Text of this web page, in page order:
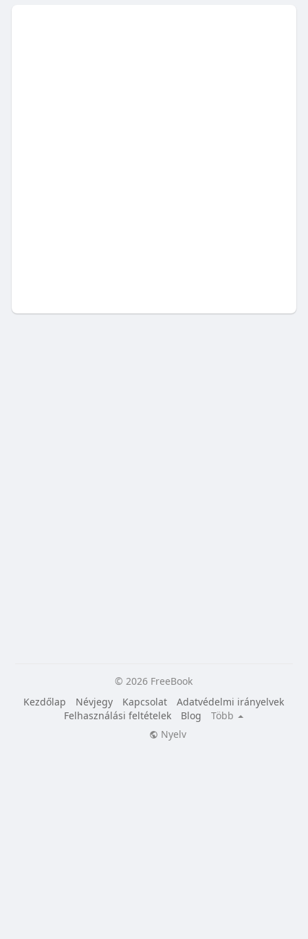
© 2026 FreeBook
Kezdőlap
Névjegy Kapcsolat
Adatvédelmi irányelvek
Felhasználási feltételek
Blog
Több
Nyelv